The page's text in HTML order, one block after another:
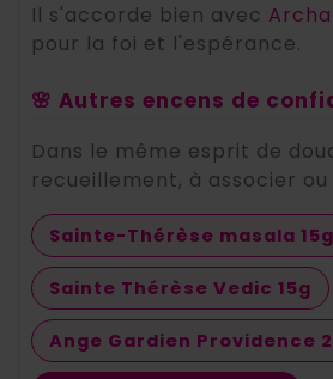
Il s'accorde bien avec
pour la foi et l'espérance.
🌸 Autres encens de
Dans le même esprit de
recueillement, à associer
Sainte-Thérèse masala 15g
Sainte Thérèse Vedic 15g
Ange Gardien Providence